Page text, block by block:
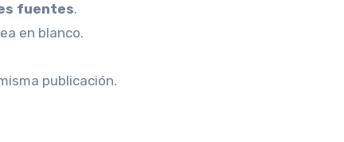
fuentes.
en blanco.
publicación.